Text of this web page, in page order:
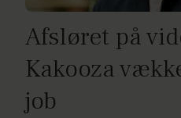
Afsløret på
Kakooza
job